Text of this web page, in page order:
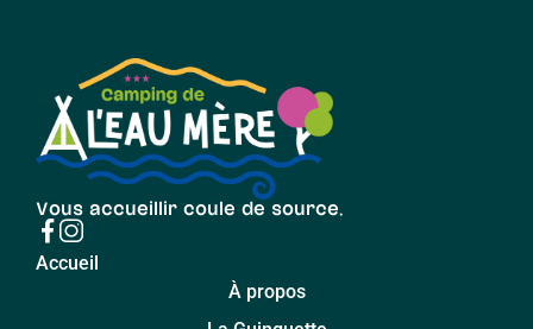
Vous accueillir coule de source.
Accueil
À propos